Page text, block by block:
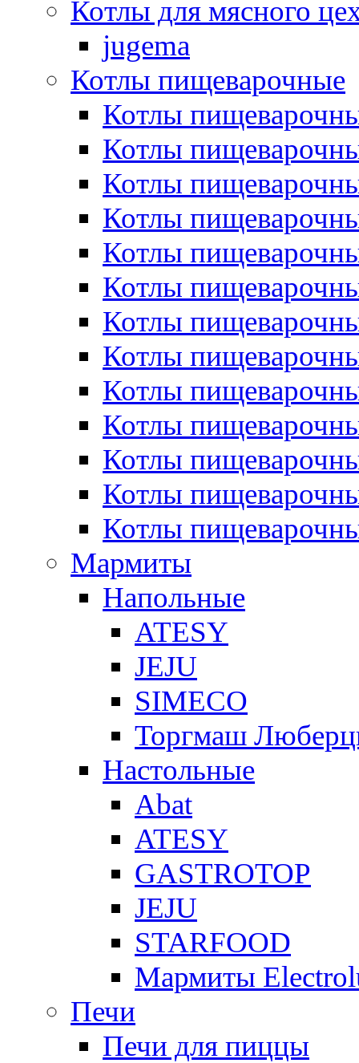
Котлы для мясного
jugema
Котлы пищеварочные
Котлы
Котлы
Котлы
Котлы
Котлы
Котлы
Котлы
Котлы
Котлы
Котлы
Котлы
Котлы
Котлы
Мармиты
Напольные
ATESY
JEJU
SIMECO
Торгмаш
Настольные
Abat
ATESY
GASTROTOP
JEJU
STARFOOD
Мармиты
Печи
Печи для пиццы